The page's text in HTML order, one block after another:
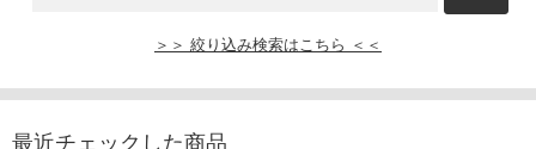
＞＞ 絞り込み検索はこちら ＜＜
最近チェックした商品